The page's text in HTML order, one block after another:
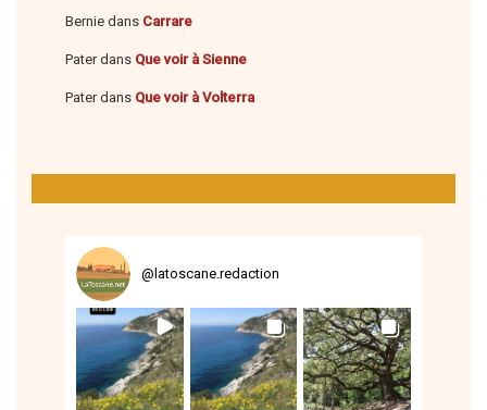
Bernie dans Carrare
Paterdans Que voir à Sienne
Paterdans Que voir à Volterra
@ latoscane.redaction